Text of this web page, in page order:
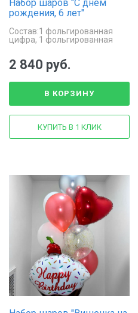
Набор шаров "С днём
рождения, 6 лет"
Состав:1 фольгированная
цифра, 1 фольгированная
2 840 руб.
В КОРЗИНУ
КУПИТЬ В 1 КЛИК